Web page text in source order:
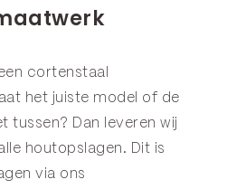
cortenstaal
het juiste model of de
tussen? Dan leveren wij
houtopslagen. Dit is
via ons